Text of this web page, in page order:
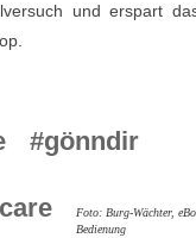
und erspart
#gönndir
Foto: Burg-Wächter,
Bedienung